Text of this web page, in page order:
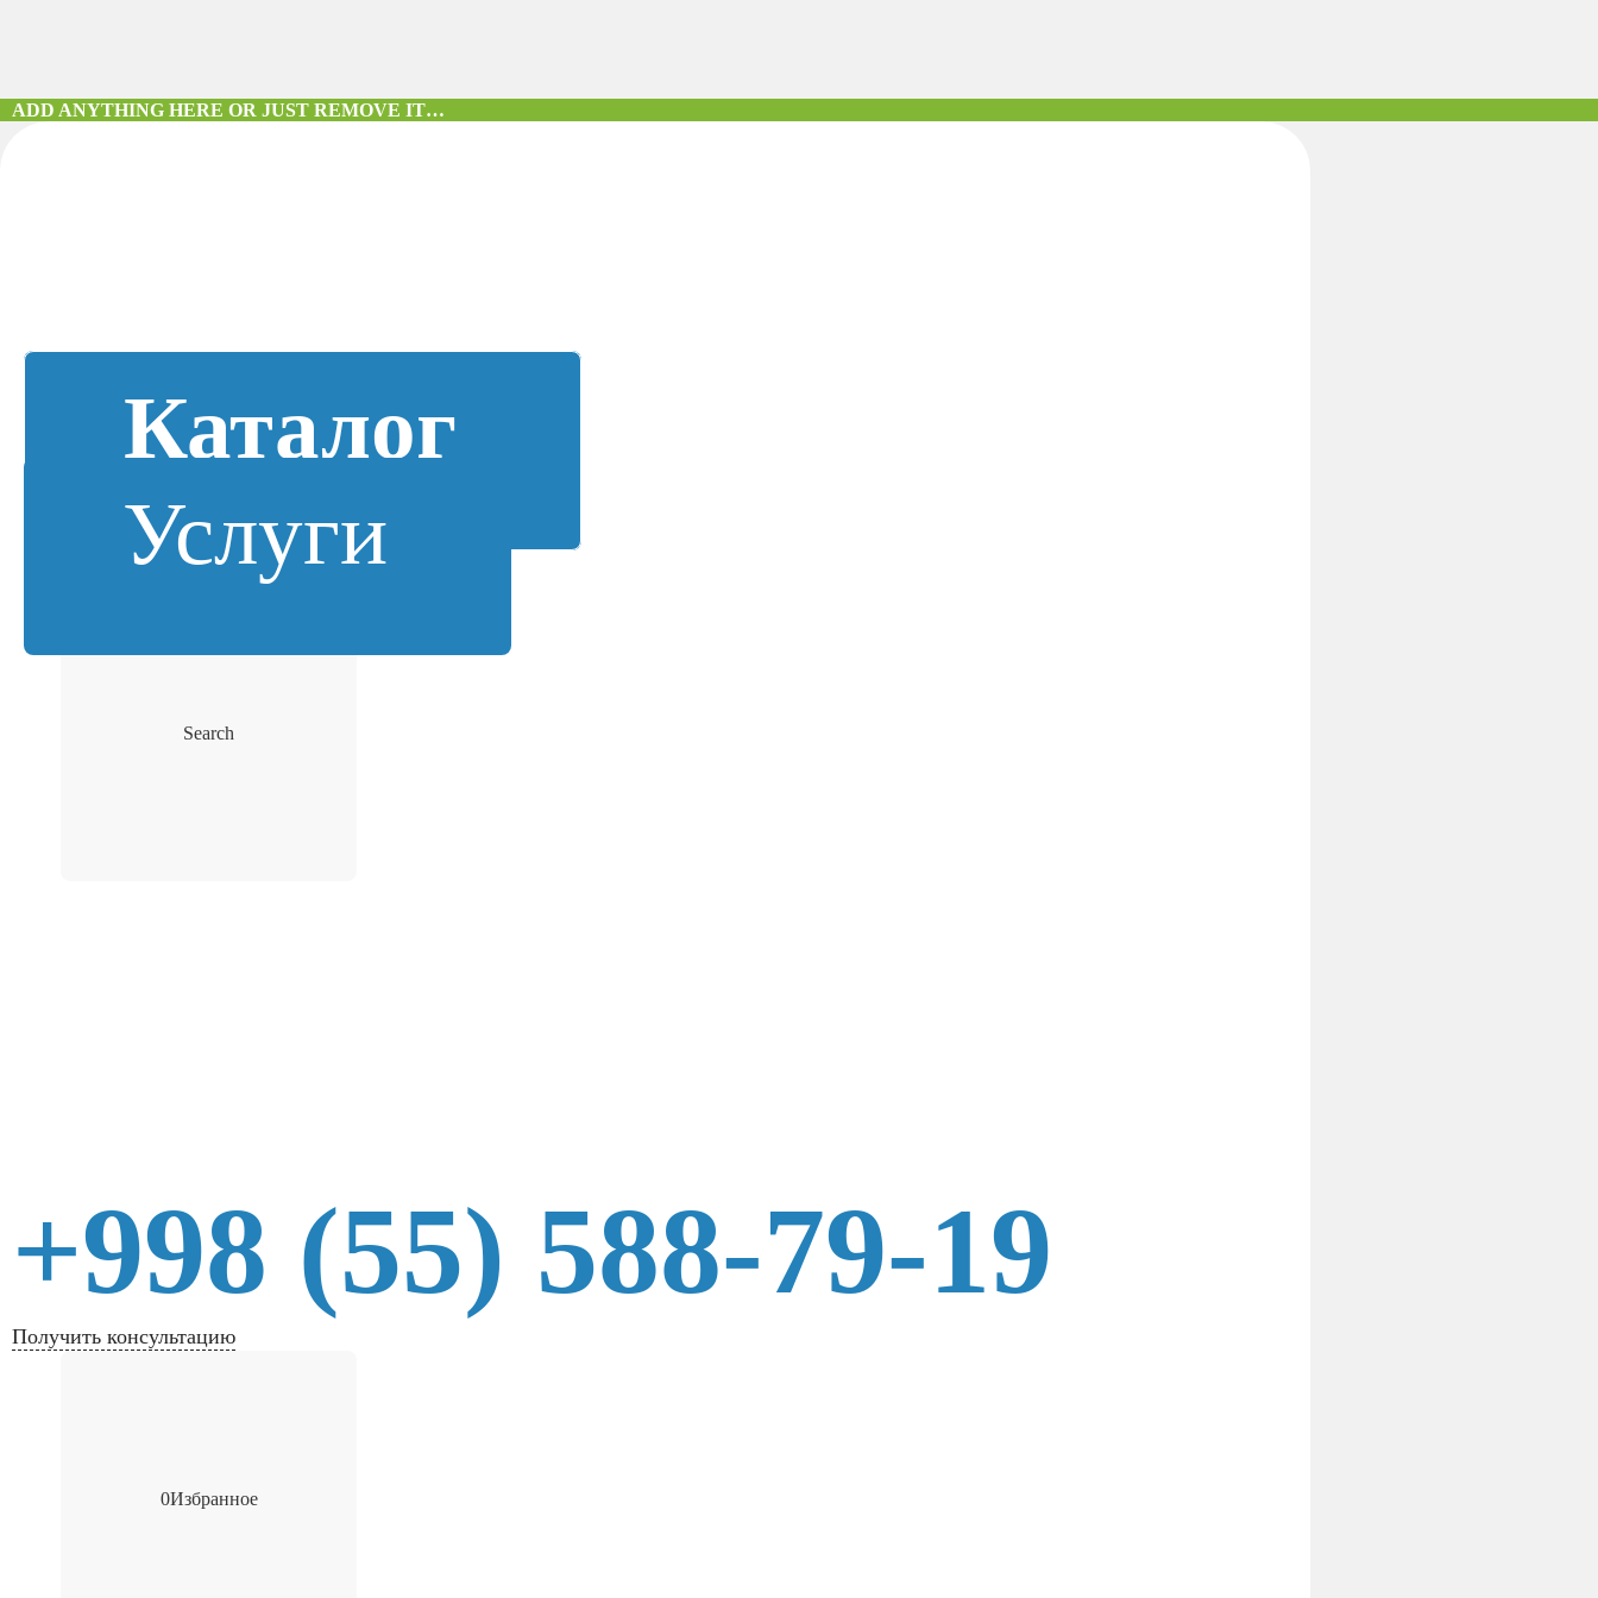
ADD ANYTHING HERE OR JUST REMOVE IT…
Каталог
Услуги
Search
+998 (55) 588-79-19
Получить консультацию
0Избранное